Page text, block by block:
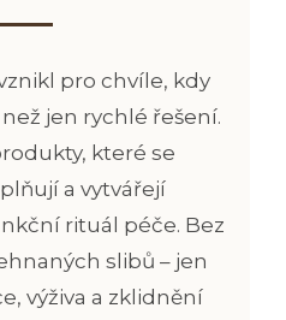
pro chvíle, kdy
jen rychlé řešení.
které se
a vytvářejí
rituál péče. Bez
slibů – jen
výživa a zklidnění